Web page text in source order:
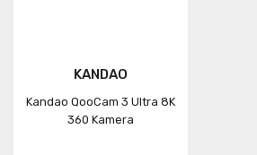
KANDAO
Kandao QooCam 3 Ultra 8K
360 Kamera